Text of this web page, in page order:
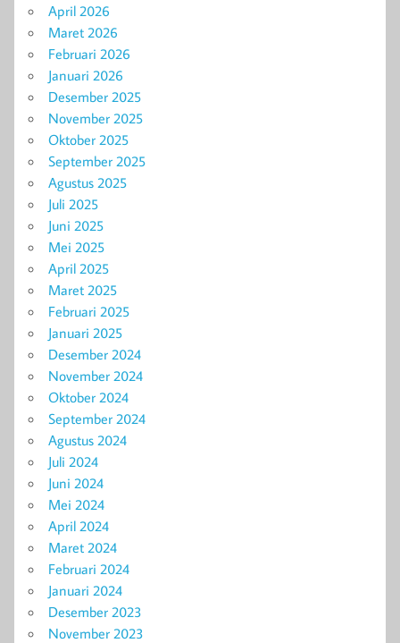
April 2026
Maret 2026
Februari 2026
Januari 2026
Desember 2025
November 2025
Oktober 2025
September 2025
Agustus 2025
Juli 2025
Juni 2025
Mei 2025
April 2025
Maret 2025
Februari 2025
Januari 2025
Desember 2024
November 2024
Oktober 2024
September 2024
Agustus 2024
Juli 2024
Juni 2024
Mei 2024
April 2024
Maret 2024
Februari 2024
Januari 2024
Desember 2023
November 2023